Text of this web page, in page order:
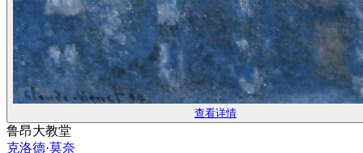
查看详情
鲁昂大教堂
克洛德·莫奈